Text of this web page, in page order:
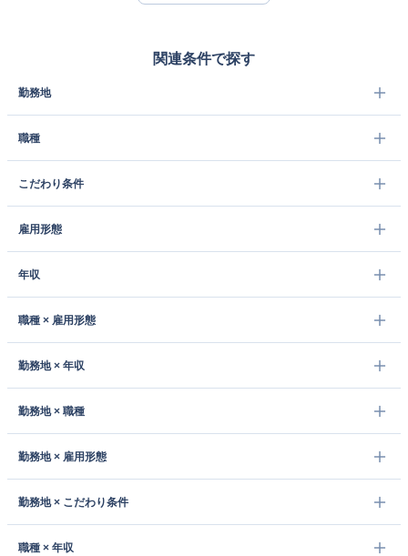
関連条件で探す
勤務地
職種
こだわり条件
雇用形態
年収
職種 × 雇用形態
勤務地 × 年収
勤務地 × 職種
勤務地 × 雇用形態
勤務地 × こだわり条件
職種 × 年収